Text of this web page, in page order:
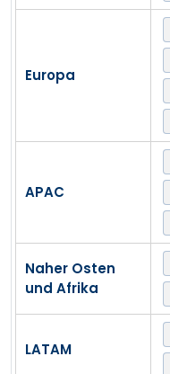
Europa
APAC
Naher Osten
und Afrika
LATAM